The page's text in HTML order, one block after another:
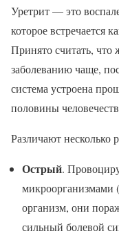
Уретрит — это
которое встречается
Принято считать,
заболеванию чаще,
система устроена
половины
Различают несколько
Острый.
микроорганизмами
организм, они
сильный болевой